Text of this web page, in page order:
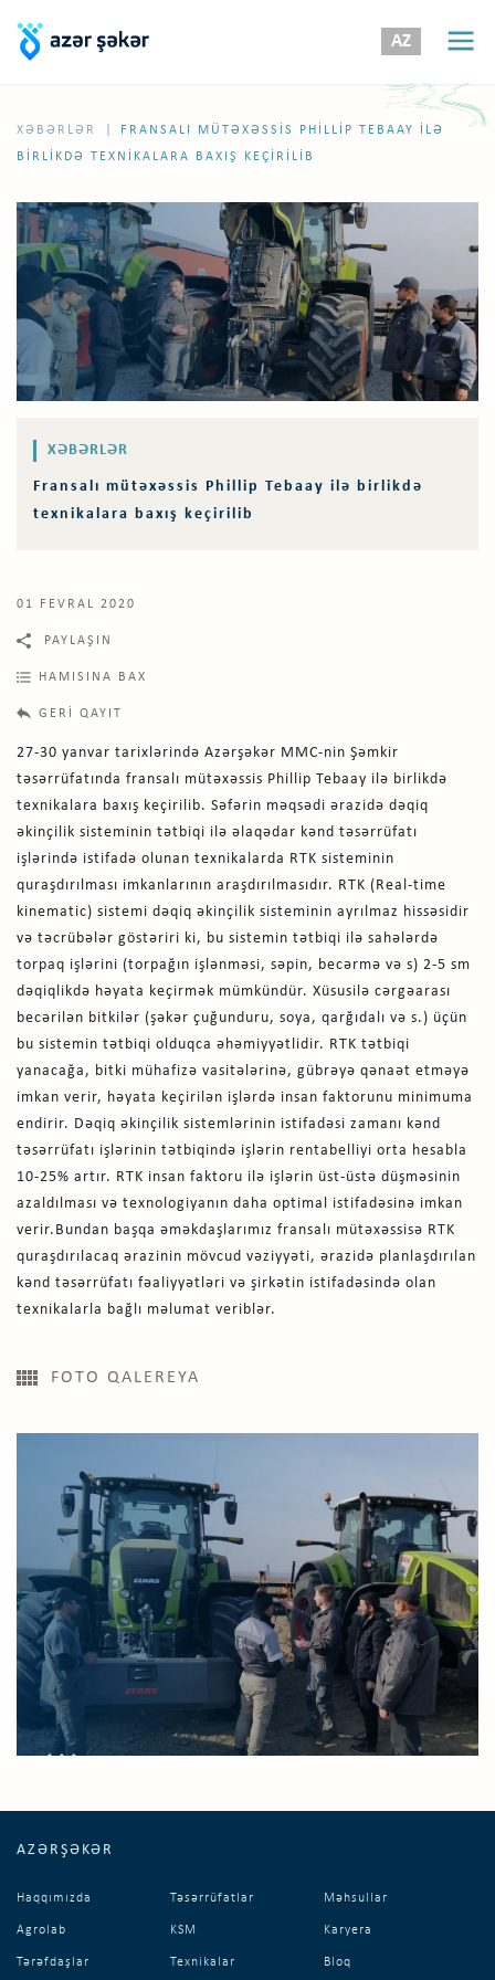
AZ
XƏBƏRLƏR
FRANSALI MÜTƏXƏSSIS PHILLIP TEBAAY ILƏ
BIRLIKDƏ TEXNIKALARA BAXIŞ KEÇIRILIB
XƏBƏRLƏR
Fransalı mütəxəssis Phillip Tebaay ilə birlikdə
texnikalara baxış keçirilib
01 FEVRAL 2020
PAYLAŞIN
HAMISINA BAX
GERI QAYIT
27-30 yanvar tarixlərində Azərşəkər MMC-nin Şəmkir
təsərrüfatında fransalı mütəxəssis Phillip Tebaay ilə birlikdə
texnikalara baxış keçirilib. Səfərin məqsədi ərazidə dəqiq
əkinçilik sisteminin tətbiqi ilə əlaqədar kənd təsərrüfatı
işlərində istifadə olunan texnikalarda RTK sisteminin
quraşdırılması imkanlarının araşdırılmasıdır. RTK (Real-time
kinematic) sistemi dəqiq əkinçilik sisteminin ayrılmaz hissəsidir
və təcrübələr göstəriri ki, bu sistemin tətbiqi ilə sahələrdə
torpaq işlərini (torpağın işlənməsi, səpin, becərmə və s) 2-5 sm
dəqiqlikdə həyata keçirmək mümkündür. Xüsusilə cərgəarası
becərilən bitkilər (şəkər çuğunduru, soya, qarğıdalı və s.) üçün
bu sistemin tətbiqi olduqca əhəmiyyətlidir. RTK tətbiqi
yanacağa, bitki mühafizə vasitələrinə, gübrəyə qənaət etməyə
imkan verir, həyata keçirilən işlərdə insan faktorunu minimuma
endirir. Dəqiq əkinçilik sistemlərinin istifadəsi zamanı kənd
təsərrüfatı işlərinin tətbiqində işlərin rentabelliyi orta hesabla
10-25% artır. RTK insan faktoru ilə işlərin üst-üstə düşməsinin
azaldılması və texnologiyanın daha optimal istifadəsinə imkan
verir.Bundan başqa əməkdaşlarımız fransalı mütəxəssisə RTK
quraşdırılacaq ərazinin mövcud vəziyyəti, ərazidə planlaşdırılan
kənd təsərrüfatı fəaliyyətləri və şirkətin istifadəsində olan
texnikalarla bağlı məlumat veriblər.
FOTO QALEREYA
AZƏRŞƏKƏR
Haqqımızda Təsərrüfatlar Məhsullar
Agrolab KSM Karyera
Tərəfdaşlar Texnikalar Bloq